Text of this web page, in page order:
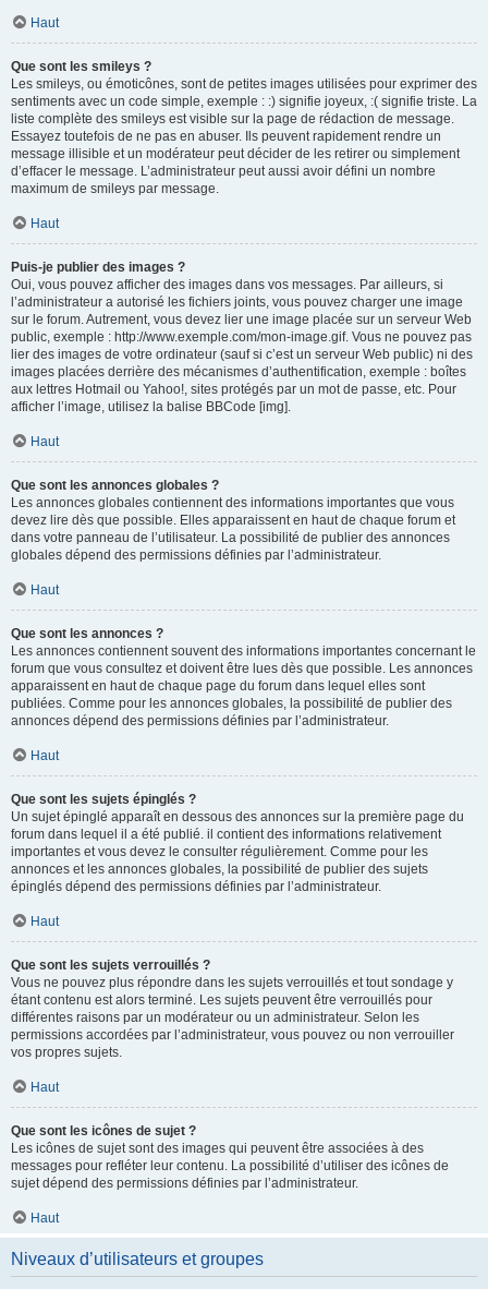
Haut
Que sont les smileys ?
Les smileys, ou émoticônes, sont de petites images utilisées pour exprimer des
sentiments avec un code simple, exemple : :) signifie joyeux, :( signifie triste. La
liste complète des smileys est visible sur la page de rédaction de message.
Essayez toutefois de ne pas en abuser. Ils peuvent rapidement rendre un
message illisible et un modérateur peut décider de les retirer ou simplement
d’effacer le message. L’administrateur peut aussi avoir défini un nombre
maximum de smileys par message.
Haut
Puis-je publier des images ?
Oui, vous pouvez afficher des images dans vos messages. Par ailleurs, si
l’administrateur a autorisé les fichiers joints, vous pouvez charger une image
sur le forum. Autrement, vous devez lier une image placée sur un serveur Web
public, exemple : http://www.exemple.com/mon-image.gif. Vous ne pouvez pas
lier des images de votre ordinateur (sauf si c’est un serveur Web public) ni des
images placées derrière des mécanismes d’authentification, exemple : boîtes
aux lettres Hotmail ou Yahoo!, sites protégés par un mot de passe, etc. Pour
afficher l’image, utilisez la balise BBCode [img].
Haut
Que sont les annonces globales ?
Les annonces globales contiennent des informations importantes que vous
devez lire dès que possible. Elles apparaissent en haut de chaque forum et
dans votre panneau de l’utilisateur. La possibilité de publier des annonces
globales dépend des permissions définies par l’administrateur.
Haut
Que sont les annonces ?
Les annonces contiennent souvent des informations importantes concernant le
forum que vous consultez et doivent être lues dès que possible. Les annonces
apparaissent en haut de chaque page du forum dans lequel elles sont
publiées. Comme pour les annonces globales, la possibilité de publier des
annonces dépend des permissions définies par l’administrateur.
Haut
Que sont les sujets épinglés ?
Un sujet épinglé apparaît en dessous des annonces sur la première page du
forum dans lequel il a été publié. il contient des informations relativement
importantes et vous devez le consulter régulièrement. Comme pour les
annonces et les annonces globales, la possibilité de publier des sujets
épinglés dépend des permissions définies par l’administrateur.
Haut
Que sont les sujets verrouillés ?
Vous ne pouvez plus répondre dans les sujets verrouillés et tout sondage y
étant contenu est alors terminé. Les sujets peuvent être verrouillés pour
différentes raisons par un modérateur ou un administrateur. Selon les
permissions accordées par l’administrateur, vous pouvez ou non verrouiller
vos propres sujets.
Haut
Que sont les icônes de sujet ?
Les icônes de sujet sont des images qui peuvent être associées à des
messages pour refléter leur contenu. La possibilité d’utiliser des icônes de
sujet dépend des permissions définies par l’administrateur.
Haut
Niveaux d’utilisateurs et groupes